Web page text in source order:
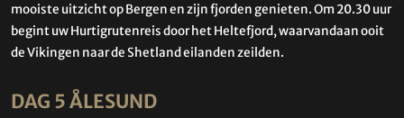
mooiste uitzicht op Bergen en zijn fjorden genieten. Om 20.30 uur
begint uw Hurtigrutenreis door het Heltefjord, waarvandaan ooit
de Vikingen naar de Shetland eilanden zeilden.
DAG 5 ÅLESUND